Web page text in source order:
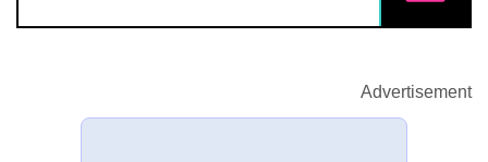
Advertisement